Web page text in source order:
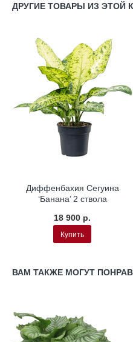
ДРУГИЕ ТОВАРЫ ИЗ ЭТОЙ
Диффенбахия Сегуина
‘Банана’ 2 ствола
18 900 р.
Купить
ВАМ ТАКЖЕ МОГУТ